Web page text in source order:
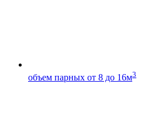
объем парных от 8 до 16м3